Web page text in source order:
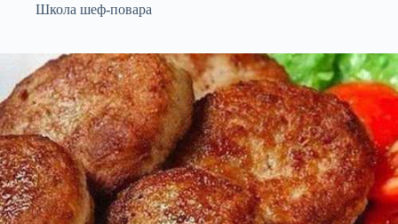
Школа шеф-повара